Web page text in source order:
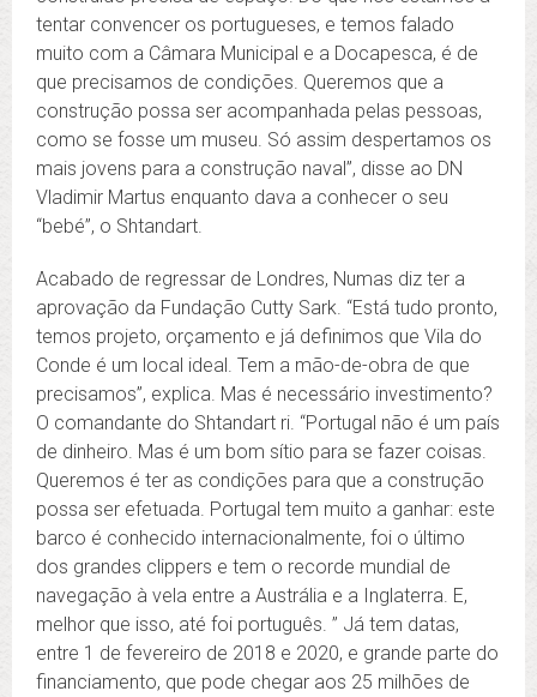
tentar convencer os portugueses, e temos falado
muito com a Câmara Municipal e a Docapesca, é de
que precisamos de condições. Queremos que a
construção possa ser acompanhada pelas pessoas,
como se fosse um museu. Só assim despertamos os
mais jovens para a construção naval”, disse ao DN
Vladimir Martus enquanto dava a conhecer o seu
“bebé”, o Shtandart.
Acabado de regressar de Londres, Numas diz ter a
aprovação da Fundação Cutty Sark. “Está tudo pronto,
temos projeto, orçamento e já definimos que Vila do
Conde é um local ideal. Tem a mão-de-obra de que
precisamos”, explica. Mas é necessário investimento?
O comandante do Shtandart ri. “Portugal não é um país
de dinheiro. Mas é um bom sítio para se fazer coisas.
Queremos é ter as condições para que a construção
possa ser efetuada. Portugal tem muito a ganhar: este
barco é conhecido internacionalmente, foi o último
dos grandes clippers e tem o recorde mundial de
navegação à vela entre a Austrália e a Inglaterra. E,
melhor que isso, até foi português. ” Já tem datas,
entre 1 de fevereiro de 2018 e 2020, e grande parte do
financiamento, que pode chegar aos 25 milhões de